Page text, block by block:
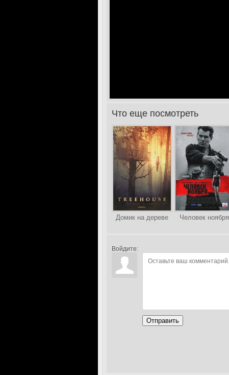
>Что еще посмотреть
Домик на дереве Человек ноября
Войдите:
Отправить